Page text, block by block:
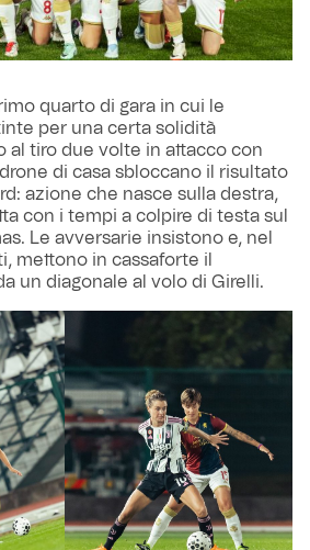
quarto di gara in cui le
per una certa solidità
al tiro due volte in attacco con
di casa sbloccano il risultato
azione che nasce sulla destra,
con i tempi a colpire di testa sul
Le avversarie insistono e, nel
mettono in cassaforte il
un diagonale al volo di Girelli.